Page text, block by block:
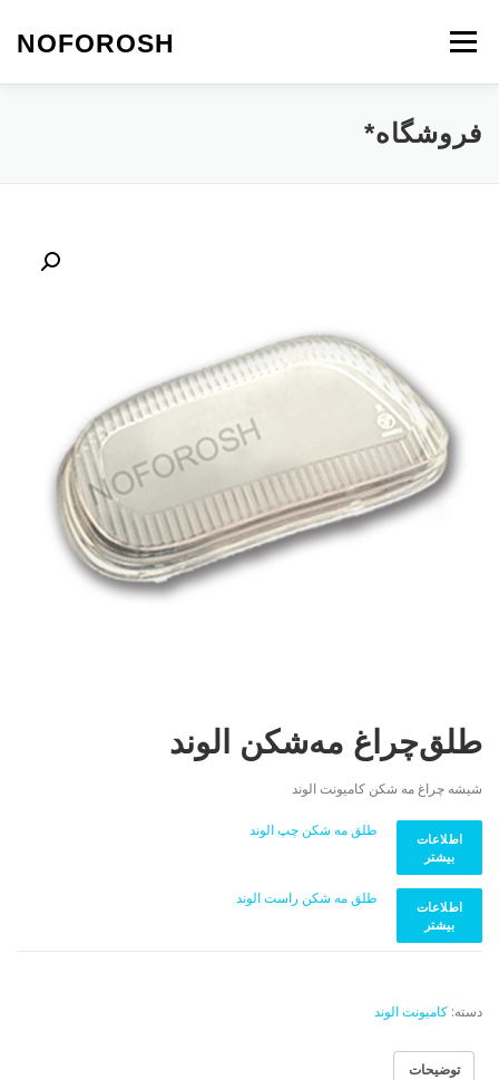
محتوا
NOFOROSH فهرست
فروشگاه*
طلق‌چراغ مه‌شکن الوند
شیشه چراغ مه‌ شکن کامیونت الوند
اطلاعات
بیشتر
طلق مه شکن چپ الوند
اطلاعات
بیشتر
طلق مه شکن راست الوند
دسته: کامیونت الوند
توضیحات